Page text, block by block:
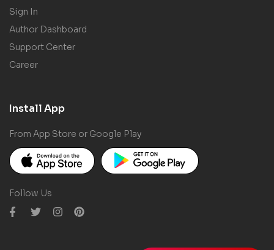
Sign In
Author Dashboard
Support Center
Career
Install App
From App Store or Google Play
Follow Us